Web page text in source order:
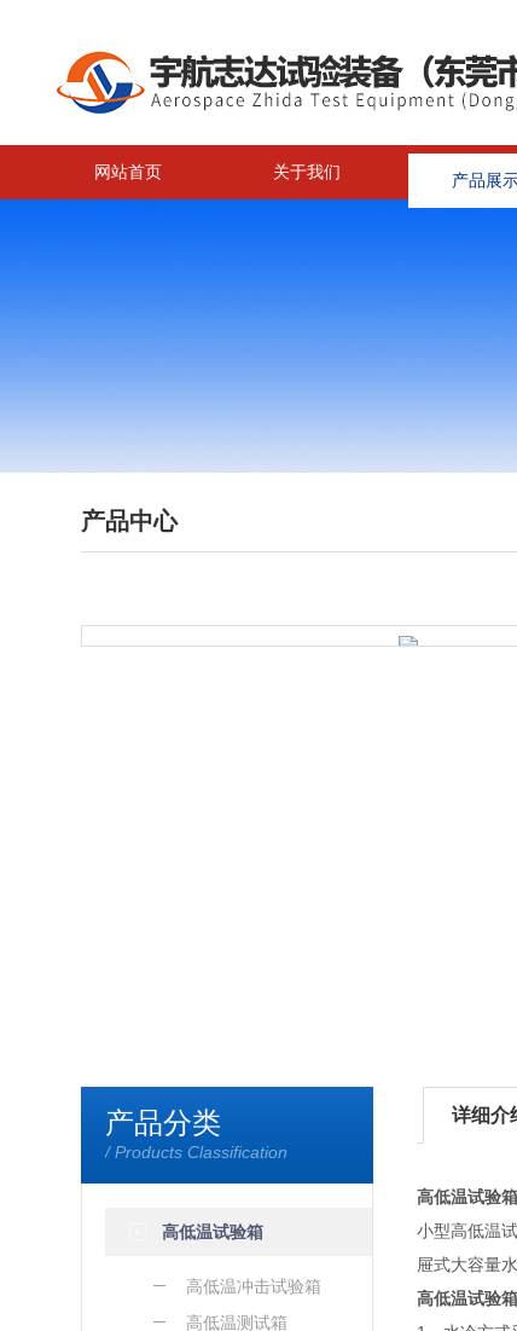
网站首页 关于我们 产品展示
产品中心
产品分类
/ Products Classification
高低温试验箱
高低温冲击试验箱
高低温测试箱
详细介
高低温试验
小型高低温
屉式大容量
高低温试验